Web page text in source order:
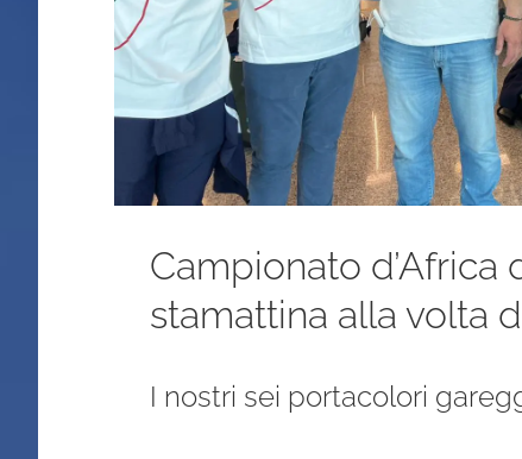
Campionato d’Africa
stamattina alla volta
I nostri sei portacolori